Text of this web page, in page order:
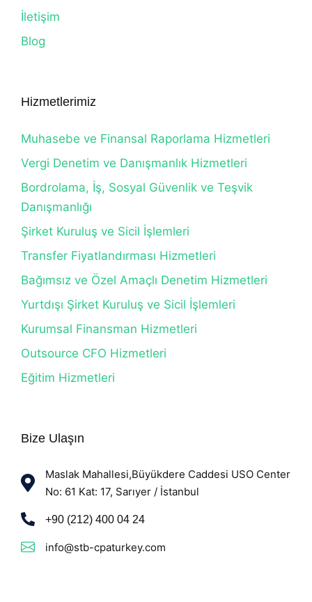
İletişim
Blog
Hizmetlerimiz
Muhasebe ve Finansal Raporlama Hizmetleri
Vergi Denetim ve Danışmanlık Hizmetleri
Bordrolama, İş, Sosyal Güvenlik ve Teşvik
Danışmanlığı
Şirket Kuruluş ve Sicil İşlemleri
Transfer Fiyatlandırması Hizmetleri
Bağımsız ve Özel Amaçlı Denetim Hizmetleri
Yurtdışı Şirket Kuruluş ve Sicil İşlemleri
Kurumsal Finansman Hizmetleri
Outsource CFO Hizmetleri
Eğitim Hizmetleri
Bize Ulaşın
Maslak Mahallesi,Büyükdere Caddesi USO Center
No: 61 Kat: 17, Sarıyer / İstanbul
+90 (212) 400 04 24
info@stb-cpaturkey.com